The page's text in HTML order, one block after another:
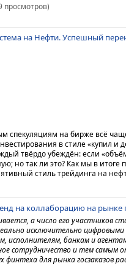
просмотров)
на Нефти. Успешный
спекуляциям на бирже всё
в стиле «купил
твёрдо убеждён: если
но так ли это? Как мы в итоге
стиль трейдинга на
на коллаборацию на рынке
а число его
исключительно
исполнителям, банкам и
сотрудничество и тем самым
для рынка госзаказов